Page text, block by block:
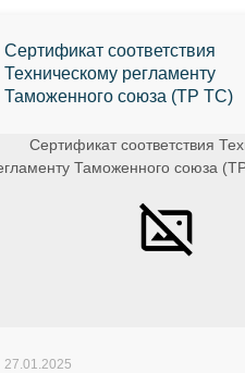
Сертификат соответствия
Техническому регламенту
Таможенного союза (ТР ТС)
27.01.2025